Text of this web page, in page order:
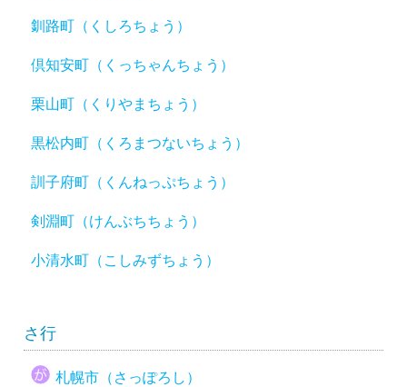
釧路町（くしろちょう）
倶知安町（くっちゃんちょう）
栗山町（くりやまちょう）
黒松内町（くろまつないちょう）
訓子府町（くんねっぷちょう）
剣淵町（けんぶちちょう）
小清水町（こしみずちょう）
さ行
札幌市（さっぽろし）